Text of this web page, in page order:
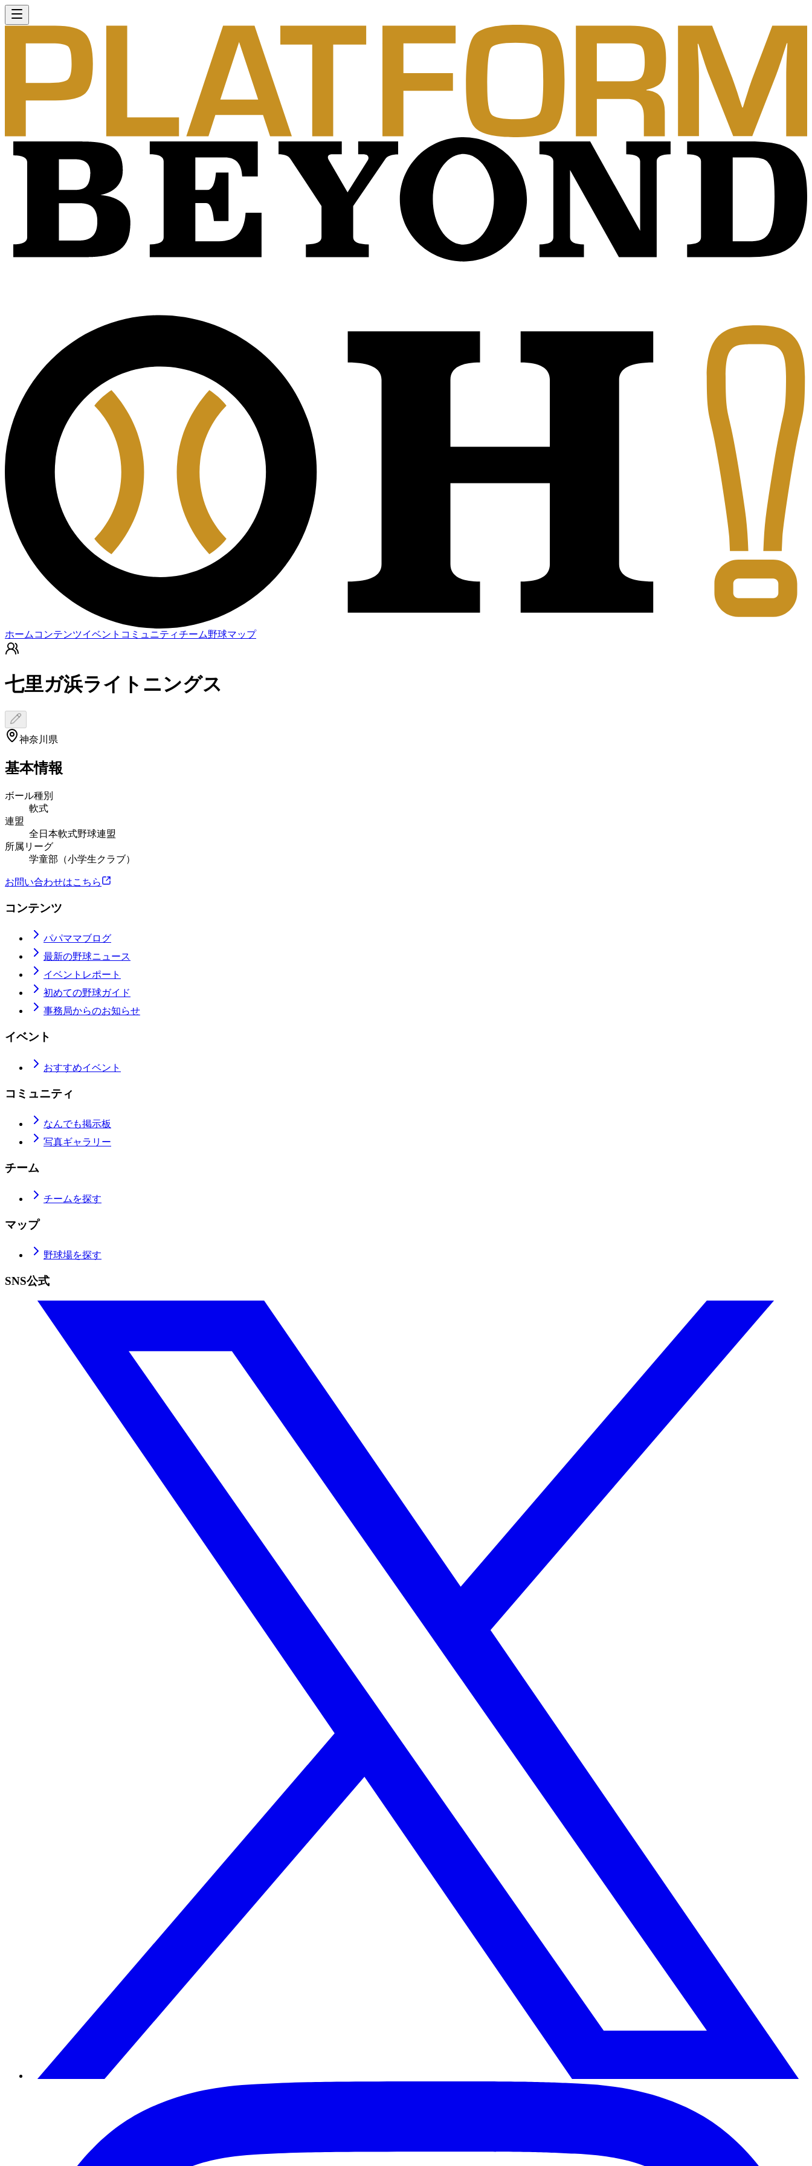
ホーム コンテンツイベント コミュニティチーム野球マップ
七里ガ浜ライトニングス
神奈川県
基本情報
ボール種別
軟式
連盟
全日本軟式野球連盟
所属リーグ
学童部（小学生クラブ）
お問い合わせはこちら
コンテンツ
パパママブログ
最新の野球ニュース
イベントレポート
初めての野球ガイド
事務局からのお知らせ
イベント
おすすめイベント
コミュニティ
なんでも掲示板
写真ギャラリー
チーム
チームを探す
マップ
野球場を探す
SNS公式